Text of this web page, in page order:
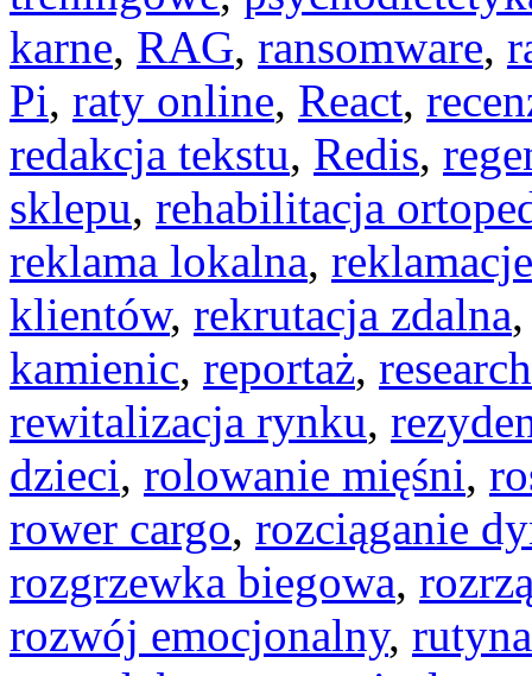
karne, RAG, ransomware,
Pi, raty online, React,
redakcja tekstu, Redis,
sklepu, rehabilitacja
reklama lokalna, reklamacje
klientów, rekrutacja zdalna
kamienic, reportaż,
rewitalizacja rynku,
dzieci, rolowanie mięśni,
rower cargo, rozciąganie
rozgrzewka biegowa,
rozwój emocjonalny,